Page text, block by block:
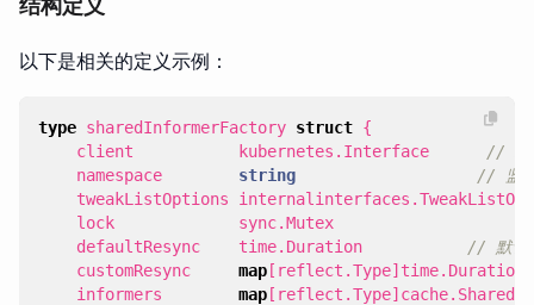
结构定义
以下是相关的定义示例：
type sharedInformerFactory struct {
client
kubernetes . Interface
//
namespace
string
// 监
tweakListOptions
internalinterfaces .
lock
sync.Mutex
defaultResync
time. Duration
// 默认
customResync
map [ reflect .Type] time. Duration
informers
map [ reflect .Type] cache.